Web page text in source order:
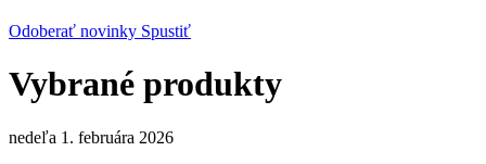
Odoberať novinky Spustiť
Vybrané produkty
nedeľa 1. februára 2026